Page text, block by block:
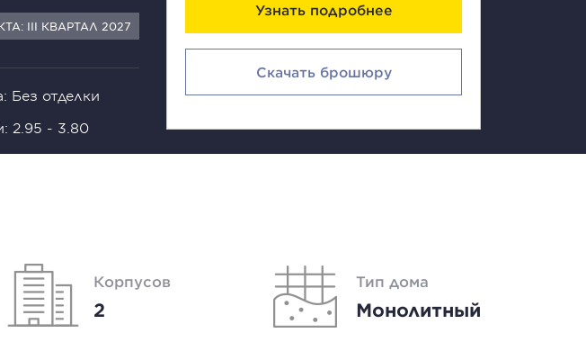
III КВАРТАЛ 2027
Без отделки
2.95 - 3.80
Узнать подробнее
Скачать брошюру
Корпусов
2
Тип дома
Монолитный